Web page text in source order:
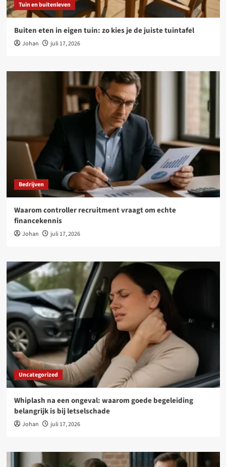
Tuin en buitenleven
Buiten eten in eigen tuin: zo kies je de juiste tuintafel
Johan juli 17, 2026
Bedrijven
Waarom controller recruitment vraagt om echte
financekennis
Johan juli 17, 2026
Uncategorized
Whiplash na een ongeval: waarom goede begeleiding
belangrijk is bij letselschade
Johan juli 17, 2026